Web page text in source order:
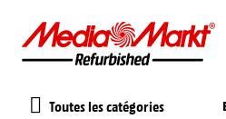
Toutes les catégories